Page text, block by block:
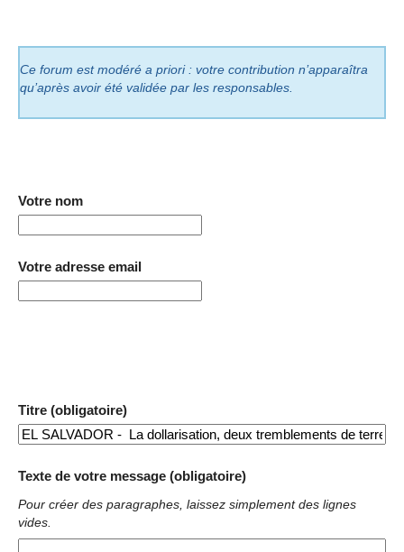
Ce forum est modéré a priori : votre contribution n’apparaîtra
qu’après avoir été validée par les responsables.
Votre nom
Votre adresse email
Titre (obligatoire)
Texte de votre message (obligatoire)
Pour créer des paragraphes, laissez simplement des lignes
vides.